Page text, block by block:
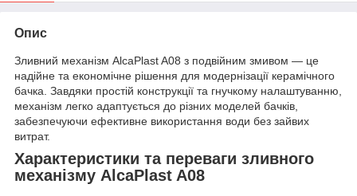
Опис
Зливний механізм AlcaPlast A08 з подвійним змивом — це
надійне та економічне рішення для модернізації керамічного
бачка. Завдяки простій конструкції та гнучкому налаштуванню,
механізм легко адаптується до різних моделей бачків,
забезпечуючи ефективне використання води без зайвих
витрат.
Характеристики та переваги зливного
механізму AlcaPlast A08